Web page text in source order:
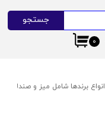
جستجو
۰